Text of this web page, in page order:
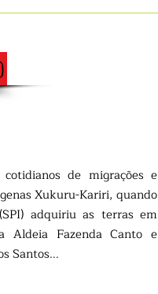
de migrações e
Xukuru-Kariri, quando
adquiriu as terras em
Aldeia Fazenda Canto e
Santos...